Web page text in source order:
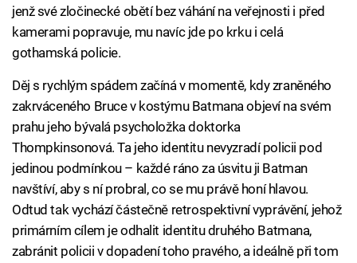
jenž své zločinecké obětí bez váhání na veřejnosti i před
kamerami popravuje, mu navíc jde po krku i celá
gothamská policie.
Děj s rychlým spádem začíná v momentě, kdy zraněného
zakrváceného Bruce v kostýmu Batmana objeví na svém
prahu jeho bývalá psycholožka doktorka
Thompkinsonová. Ta jeho identitu nevyzradí policii pod
jedinou podmínkou – každé ráno za úsvitu ji Batman
navštíví, aby s ní probral, co se mu právě honí hlavou.
Odtud tak vychází částečně retrospektivní vyprávění, jehož
primárním cílem je odhalit identitu druhého Batmana,
zabránit policii v dopadení toho pravého, a ideálně při tom